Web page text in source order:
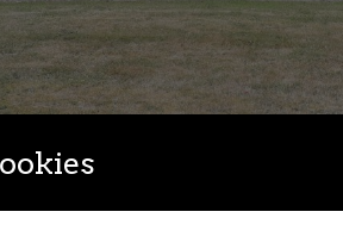
appelle ses adhérents et
du département